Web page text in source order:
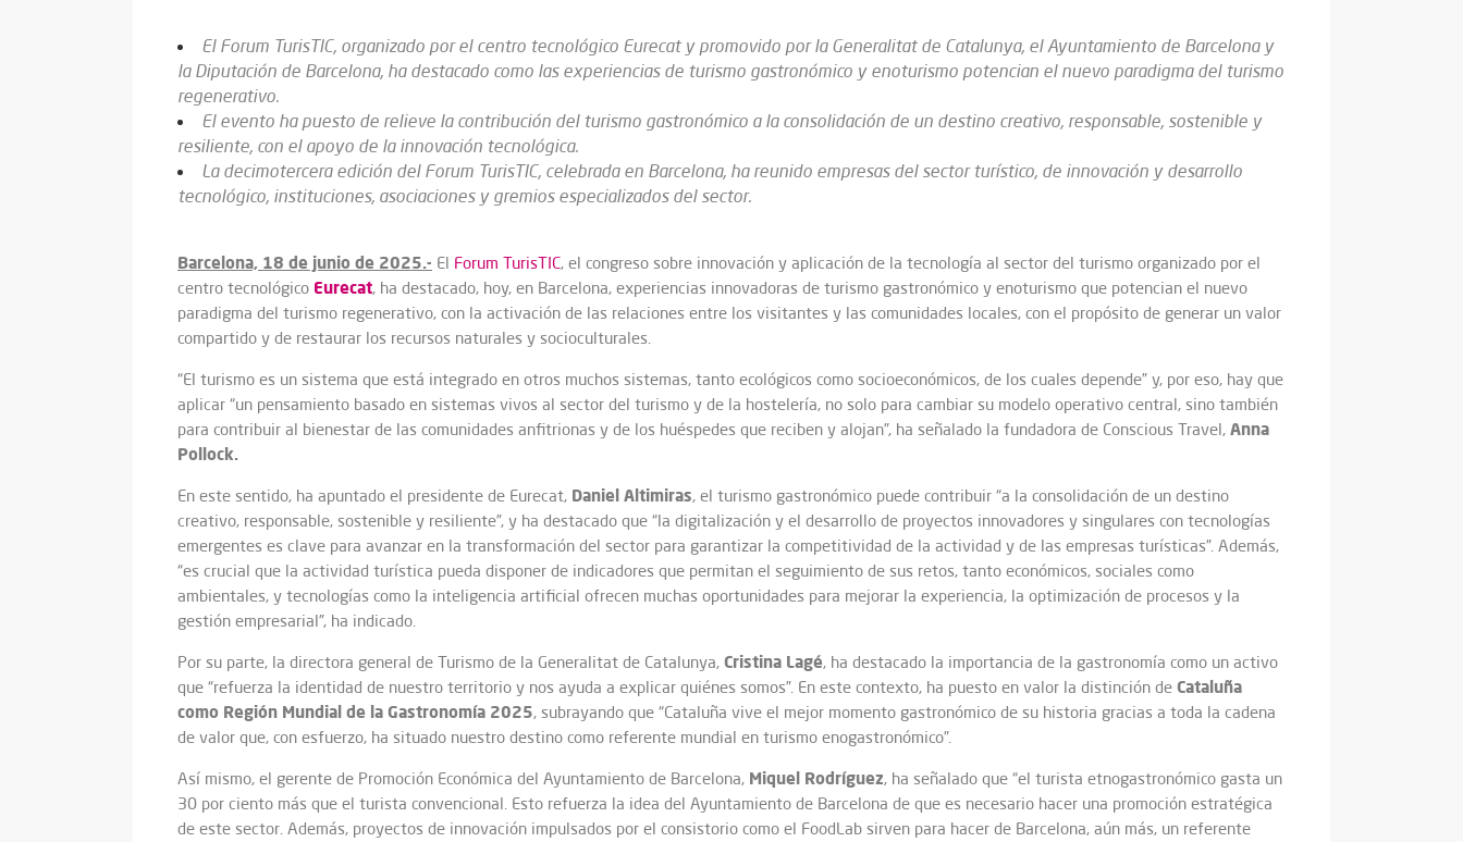
El Forum TurisTIC, organizado por el centro tecnológico Eurecat y promovido por la Generalitat de Catalunya, el Ayuntamiento de Barcelona y
la Diputación de Barcelona, ha destacado como las experiencias de turismo gastronómico y enoturismo potencian el nuevo paradigma del turismo
regenerativo.
El evento ha puesto de relieve la contribución del turismo gastronómico a la consolidación de un destino creativo, responsable, sostenible y
resiliente, con el apoyo de la innovación tecnológica.
La decimotercera edición del Forum TurisTIC, celebrada en Barcelona, ha reunido empresas del sector turístico, de innovación y desarrollo
tecnológico, instituciones, asociaciones y gremios especializados del sector.
Barcelona, 18 de junio de 2025.- El Forum TurisTIC, el congreso sobre innovación y aplicación de la tecnología al sector del turismo organizado por el
centro tecnológico Eurecat, ha destacado, hoy, en Barcelona, experiencias innovadoras de turismo gastronómico y enoturismo que potencian el nuevo
paradigma del turismo regenerativo, con la activación de las relaciones entre los visitantes y las comunidades locales, con el propósito de generar un valor
compartido y de restaurar los recursos naturales y socioculturales.
“El turismo es un sistema que está integrado en otros muchos sistemas, tanto ecológicos como socioeconómicos, de los cuales depende” y, por eso, hay que
aplicar “un pensamiento basado en sistemas vivos al sector del turismo y de la hostelería, no solo para cambiar su modelo operativo central, sino también
para contribuir al bienestar de las comunidades anfitrionas y de los huéspedes que reciben y alojan”, ha señalado la fundadora de Conscious Travel, Anna
Pollock.
En este sentido, ha apuntado el presidente de Eurecat, Daniel Altimiras, el turismo gastronómico puede contribuir “a la consolidación de un destino
creativo, responsable, sostenible y resiliente”, y ha destacado que “la digitalización y el desarrollo de proyectos innovadores y singulares con tecnologías
emergentes es clave para avanzar en la transformación del sector para garantizar la competitividad de la actividad y de las empresas turísticas”. Además,
“es crucial que la actividad turística pueda disponer de indicadores que permitan el seguimiento de sus retos, tanto económicos, sociales como
ambientales, y tecnologías como la inteligencia artificial ofrecen muchas oportunidades para mejorar la experiencia, la optimización de procesos y la
gestión empresarial”, ha indicado.
Por su parte, la directora general de Turismo de la Generalitat de Catalunya, Cristina Lagé, ha destacado la importancia de la gastronomía como un activo
que “refuerza la identidad de nuestro territorio y nos ayuda a explicar quiénes somos”. En este contexto, ha puesto en valor la distinción de Cataluña
como Región Mundial de la Gastronomía 2025, subrayando que “Cataluña vive el mejor momento gastronómico de su historia gracias a toda la cadena
de valor que, con esfuerzo, ha situado nuestro destino como referente mundial en turismo enogastronómico”.
Así mismo, el gerente de Promoción Económica del Ayuntamiento de Barcelona, Miquel Rodríguez, ha señalado que “el turista etnogastronómico gasta un
30 por ciento más que el turista convencional. Esto refuerza la idea del Ayuntamiento de Barcelona de que es necesario hacer una promoción estratégica
de este sector. Además, proyectos de innovación impulsados por el consistorio como el FoodLab sirven para hacer de Barcelona, aún más, un referente